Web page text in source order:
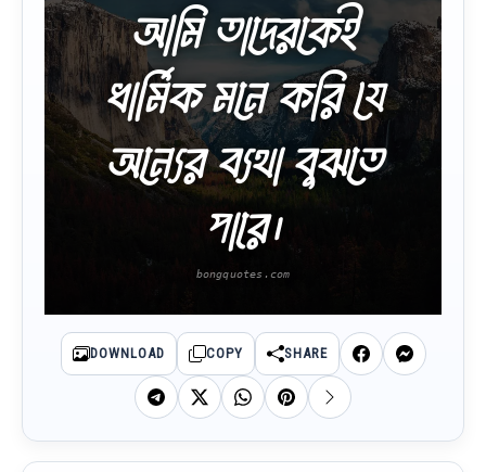
আমি তাদেরকেই
ধার্মিক মনে করি যে
অন্যের ব্যথা বুঝতে
পারে।
DOWNLOAD COPY SHARE